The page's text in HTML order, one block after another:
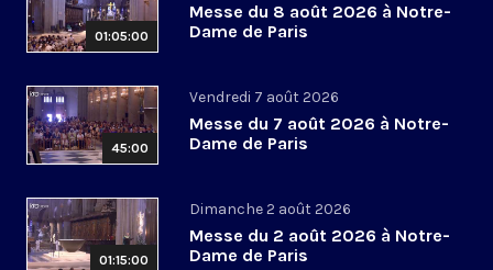
01:05:00
Messe du 8 août 2026 à Notre-
Dame de Paris
45:00
Vendredi 7 août 2026
Messe du 7 août 2026 à Notre-
Dame de Paris
01:15:00
Dimanche 2 août 2026
Messe du 2 août 2026 à Notre-
Dame de Paris